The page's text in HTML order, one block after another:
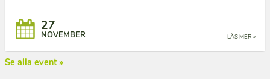
LÄS MER »
27
NOVEMBER
Se alla event »